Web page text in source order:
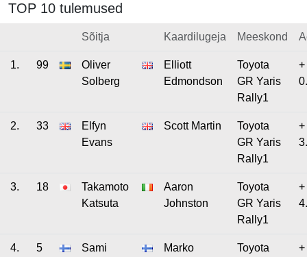
TOP 10 tulemused
Sõitja Kaardilugeja Meeskond
1. 99
Oliver
Solberg
Elliott
Edmondson
Toyota
GR Yaris
Rally1
+
2. 33
Elfyn
Evans
Scott Martin
Toyota
GR Yaris
Rally1
+
3. 18
Takamoto
Katsuta
Aaron
Johnston
Toyota
GR Yaris
Rally1
+
4. 5
Sami
Marko
Toyota
+